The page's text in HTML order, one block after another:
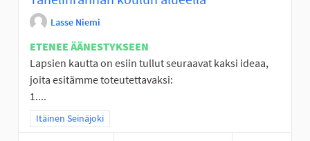
Lasse Niemi
ETENEE ÄÄNESTYKSEEN
Lapsien kautta on esiin tullut seuraavat kaksi ideaa,
joita esitämme toteutettavaksi:
1....
Rajaa tulokset teeman mukaan: Itäinen Seinäjoki
Itäinen Seinäjoki